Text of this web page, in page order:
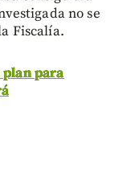
no se
Fiscalía.
para